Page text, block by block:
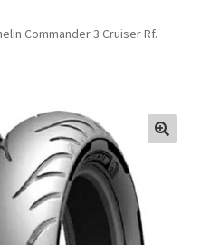
Commander 3 Cruiser Rf.